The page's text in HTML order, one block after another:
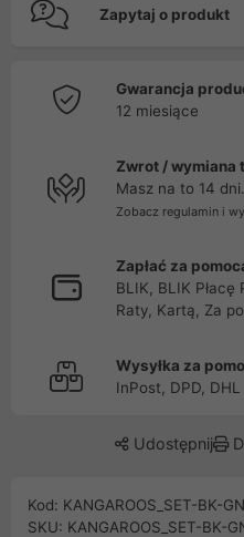
Zapytaj o produkt
Gwarancja
12 miesiące
Zwrot / wymiana
Masz na to 14 dni.
Zobacz regulamin i
Zapłać za
BLIK, BLIK Płacę
Raty, Kartą, Za
Wysyłka za
InPost, DPD, DHL
Udostępnij
Kod: KANGAROOS_SET-BK-
SKU: KANGAROOS_SET-BK-